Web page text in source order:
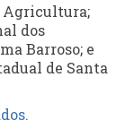
Agricultura;
dos
Barroso; e
de Santa